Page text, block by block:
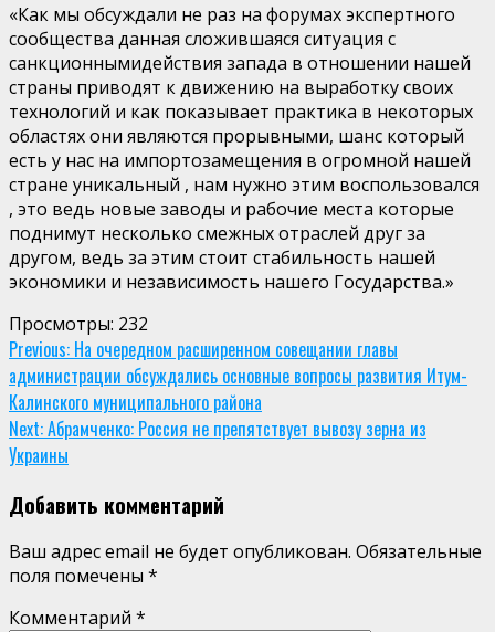
«Как мы обсуждали не раз на форумах экспертного
сообщества данная сложившаяся ситуация с
санкционнымидействия запада в отношении нашей
страны приводят к движению на выработку своих
технологий и как показывает практика в некоторых
областях они являются прорывными, шанс который
есть у нас на импортозамещения в огромной нашей
стране уникальный , нам нужно этим воспользовался
, это ведь новые заводы и рабочие места которые
поднимут несколько смежных отраслей друг за
другом, ведь за этим стоит стабильность нашей
экономики и независимость нашего Государства.»
Просмотры: 232
Continue
Reading
Previous: На очередном расширенном совещании главы
администрации обсуждались основные вопросы развития Итум-
Калинского муниципального района
Next:Абрамченко: Россия не препятствует вывозу зерна из
Украины
Добавить комментарий
Ваш адрес email не будет опубликован. Обязательные
поля помечены *
Комментарий *